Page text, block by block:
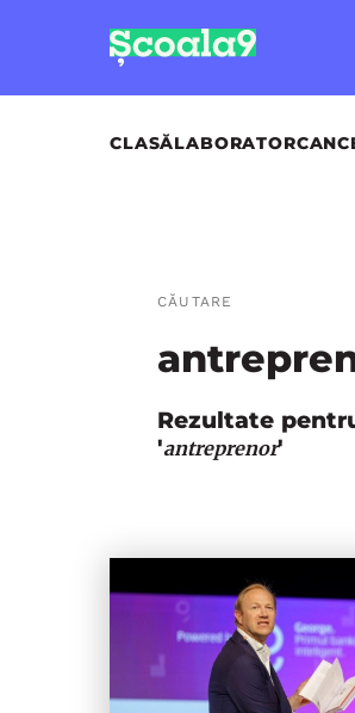
CLASĂLABORATOR
CĂUTARE
Rezultate
'antreprenor'